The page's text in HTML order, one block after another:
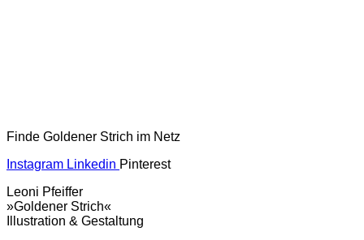
Finde Goldener Strich im Netz
Instagram Linkedin Pinterest
Leoni Pfeiffer
»Goldener Strich«
Illustration & Gestaltung